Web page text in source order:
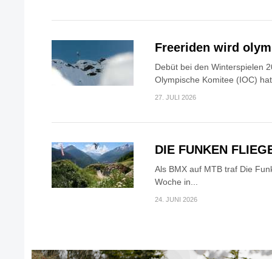
Freeriden wird
Debüt bei den Winterspielen
Olympische Komitee (IOC)
27. JULI 2026
DIE FUNKEN
Als BMX auf MTB traf Die
Woche in...
24. JUNI 2026